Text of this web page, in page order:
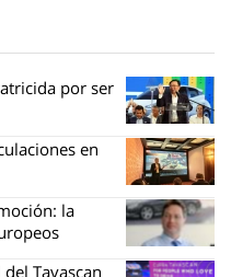
por ser
en
la
Tavascan